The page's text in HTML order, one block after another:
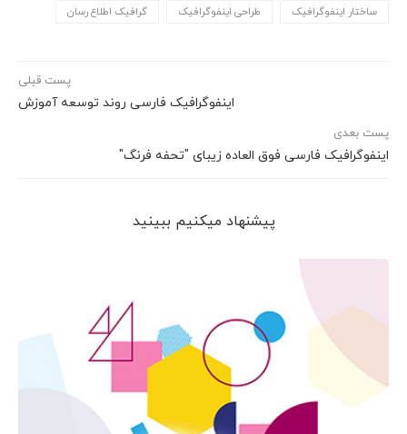
ساختار اینفوگرافیک طراحی اینفوگرافیک گرافیک اطلاع رسان
پست قبلی
اینفوگرافیک فارسی روند توسعه آموزش
پست بعدی
اینفوگرافیک فارسی فوق العاده زیبای "تحفه فرنگ"
پیشنهاد می‎کنیم ببینید